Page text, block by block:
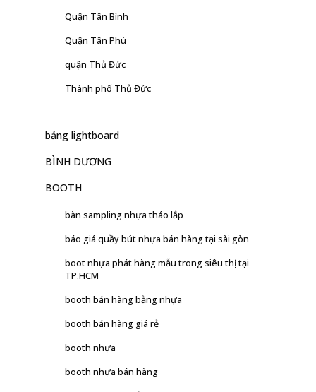
Quận Tân Bình
Quận Tân Phú
quận Thủ Đức
Thành phố Thủ Đức
bảng lightboard
BÌNH DƯƠNG
BOOTH
bàn sampling nhựa tháo lắp
báo giá quầy bút nhựa bán hàng tại sài gòn
boot nhựa phát hàng mẫu trong siêu thị tại
TP.HCM
booth bán hàng bằng nhựa
booth bán hàng giá rẻ
booth nhựa
booth nhựa bán hàng